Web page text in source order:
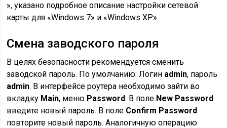
», указано подробное описание настройки сетевой
карты для «Windows 7» и «Windows XP»
Смена заводского пароля
В целях безопасности рекомендуется сменить
заводской пароль. По умолчанию: Логин admin, пароль
admin. В интерфейсе роутера необходимо зайти во
вкладку Main, меню Password. В поле New Password
введите новый пароль. В поле Confirm Password
повторите новый пароль. Аналогичную операцию